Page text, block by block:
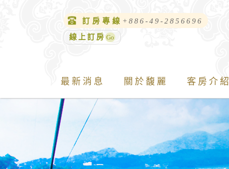
最新消息 關於馥麗 客房介紹
訂房專線 +886-49-2856696
線上訂房